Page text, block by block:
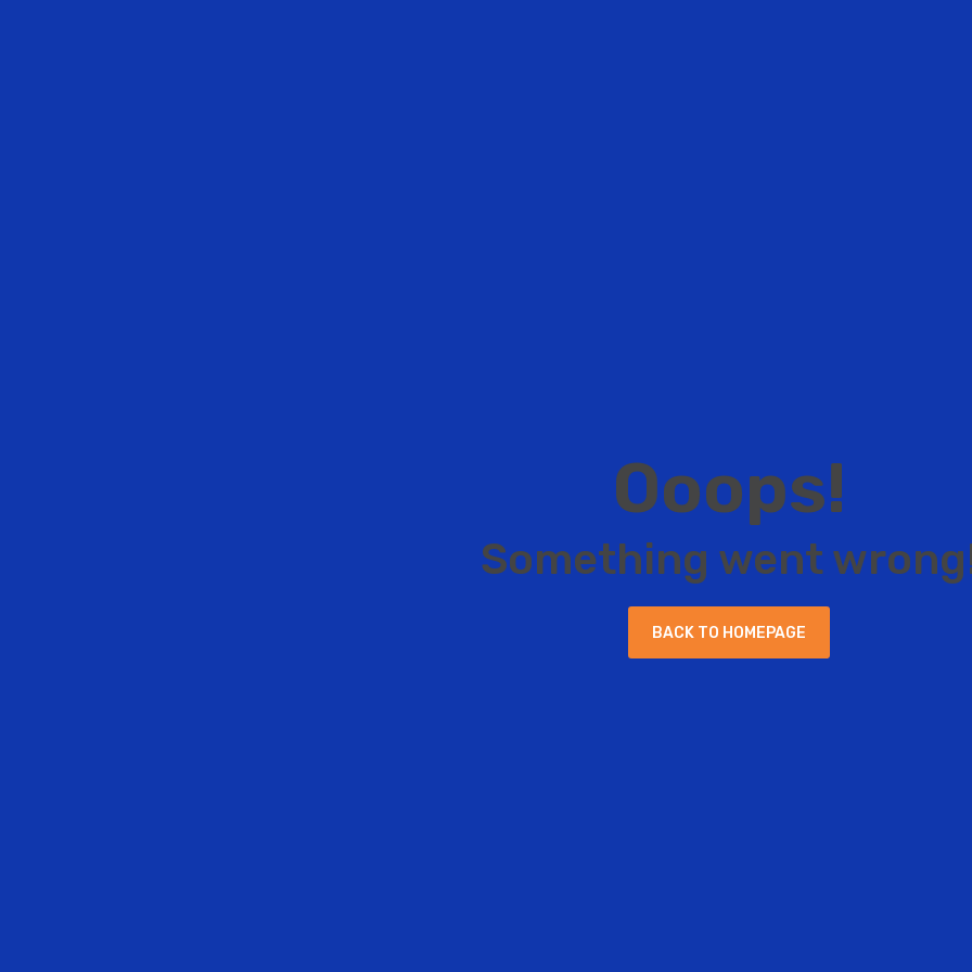
Ooops!
Something went wrong
BACK TO HOM EPAG E